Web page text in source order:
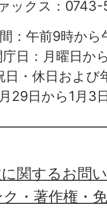
ックス：
：午前9時か
庁日：月曜日か
日・休日および
月29日から1月3
関するお問
ク・著作権・